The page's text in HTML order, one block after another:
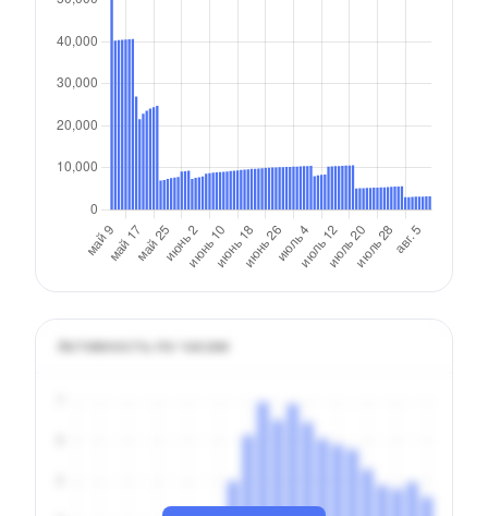
Активность по часам